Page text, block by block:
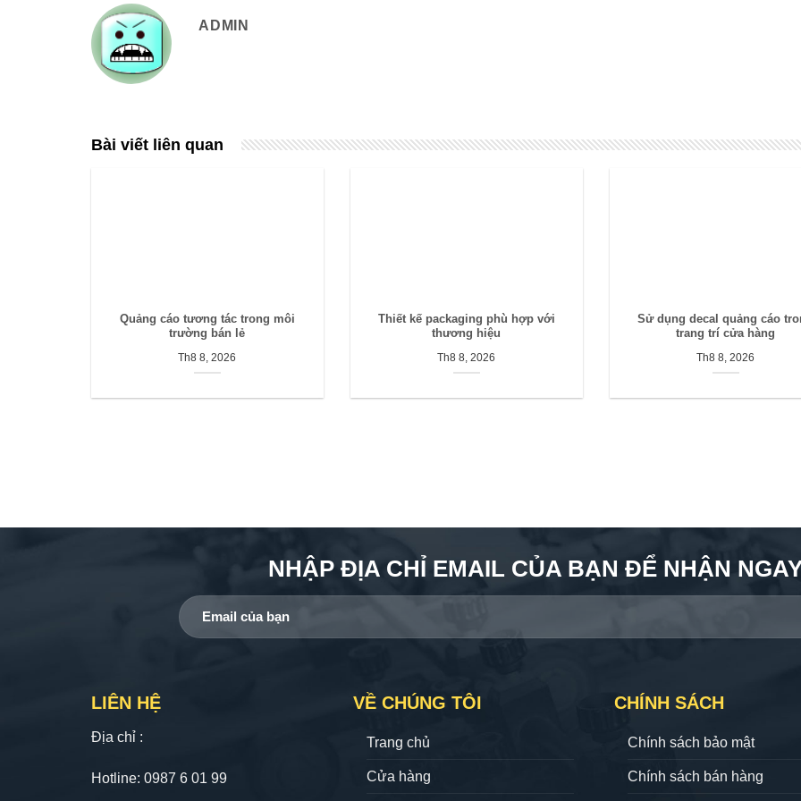
ADMIN
Bài viết liên quan
Quảng cáo tương tác trong môi
trường bán lẻ
Th8 8, 2026
Thiết kế packaging phù hợp với
thương hiệu
Th8 8, 2026
Sử dụng decal quảng cáo
trang trí cửa hàng
Th8 8, 2026
NHẬP ĐỊA CHỈ EMAIL CỦA BẠN ĐỂ NHẬN
LIÊN HỆ
Địa chỉ :
Hotline: 0987 6 01 99
VỀ CHÚNG TÔI
Trang chủ
Cửa hàng
CHÍNH SÁCH
Chính sách bảo mật
Chính sách bán hàng